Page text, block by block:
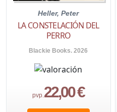
Heller, Peter
LA CONSTELACIÓN DEL
PERRO
Blackie Books. 2026
pvp. 22,00 €